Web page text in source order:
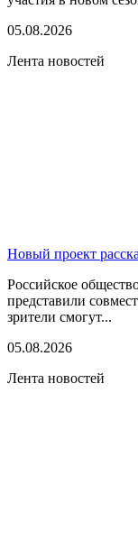
05.08.2026
Лента новостей
Новый проект
Российское
представили
зрители смогут...
05.08.2026
Лента новостей